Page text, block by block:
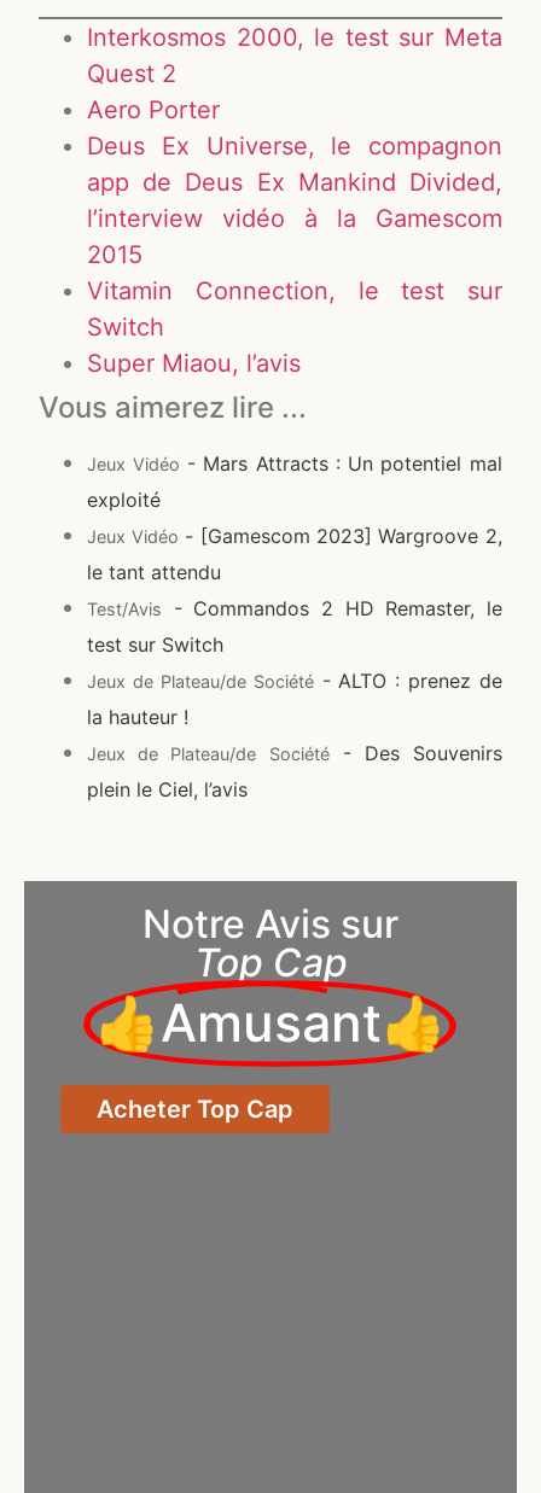
Interkosmos 2000, le test sur Meta
Quest 2
Aero Porter
Deus Ex Universe, le compagnon
app de Deus Ex Mankind Divided,
l’interview vidéo à la Gamescom
2015
Vitamin Connection, le test sur
Switch
Super Miaou, l’avis
Vous aimerez lire ...
Jeux Vidéo - Mars Attracts : Un potentiel mal
exploité
Jeux Vidéo - [Gamescom 2023] Wargroove 2,
le tant attendu
Test/Avis
- Commandos 2 HD Remaster, le
test sur Switch
Jeux de Plateau/de Société- ALTO : prenez de
la hauteur !
Jeux de Plateau/de Société- Des Souvenirs
plein le Ciel, l’avis
Notre Avis sur
Top Cap
👍Amusant👍
Acheter Top Cap